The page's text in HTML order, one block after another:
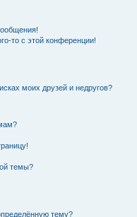
то с этой конференции!
моих друзей и недругов?
темы?
тему?